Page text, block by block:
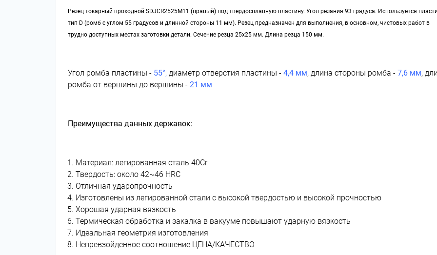
Резец токарный проходной SDJCR2525M11 (правый) под твердосплавную пластину. Угол резания 93 градуса. Используется
тип D (ромб с углом 55 градусов и длинной стороны 11 мм). Резец предназначен для выполнения, в основном, чистовых работ в
трудно доступных местах заготовки детали. Сечение резца 25х25 мм. Длина резца 150 мм.
Угол ромба пластины - 55°, диаметр отверстия пластины - 4,4 мм, длина стороны ромба - 7,6 мм,
ромба от вершины до вершины - 21 мм
Преимущества данных державок:
Материал: легированная сталь 40Cr
Твердость: около 42~46 HRC
Отличная ударопрочность
Изготовлены из легированной стали с высокой твердостью и высокой прочностью
Хорошая ударная вязкость
Термическая обработка и закалка в вакууме повышают ударную вязкость
Идеальная геометрия изготовления
Непревзойденное соотношение ЦЕНА/КАЧЕСТВО